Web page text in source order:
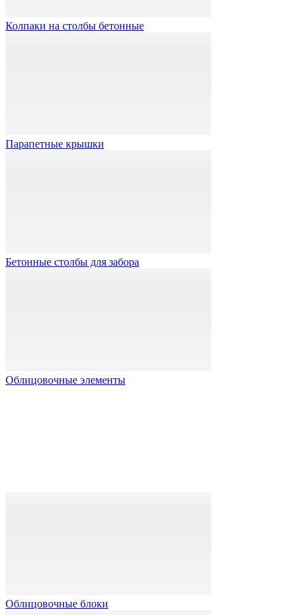
Колпаки на столбы бетонные
Парапетные крышки
Бетонные столбы для забора
Облицовочные элементы
Облицовочные блоки